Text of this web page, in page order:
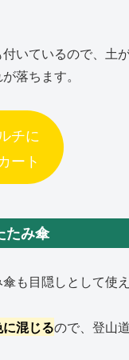
いているので、土
落ちます。
チに
ート
たみ傘
も目隠しとして使え
混じるので、登山